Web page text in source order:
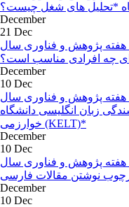
December
21 Dec
هفته پژوهش و فناوری سال
December
10 Dec
هفته پژوهش و فناوری سال
زبان انگلیسی دانشگاه
خوارزمی (KELT)*
December
10 Dec
هفته پژوهش و فناوری سال
December
10 Dec